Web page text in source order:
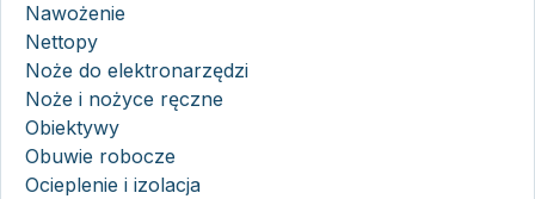
Nawożenie
Nettopy
Noże do elektronarzędzi
Noże i nożyce ręczne
Obiektywy
Obuwie robocze
Ocieplenie i izolacja